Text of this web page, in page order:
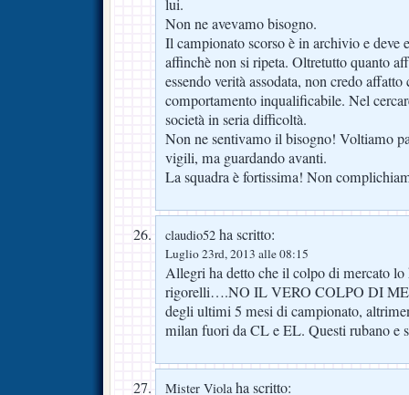
lui.
Non ne avevamo bisogno.
Il campionato scorso è in archivio e deve
affinchè non si ripeta. Oltretutto quanto
essendo verità assodata, non credo
comportamento inqualificabile. Nel
società in seria difficoltà.
Non ne sentivamo il bisogno! Voltiamo
vigili, ma guardando avanti.
La squadra è fortissima! Non
claudio52 ha scritto:
Luglio 23rd, 2013 alle 08:15
Allegri ha detto che il colpo di mercato lo
rigorelli….NO IL VERO COLPO DI
degli ultimi 5 mesi di campionato,
milan fuori da CL e EL. Questi rubano e
Mister Violaha scritto: